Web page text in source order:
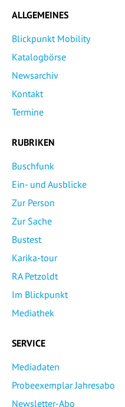
ALLGEMEINES
Blickpunkt Mobility
Katalogbörse
Newsarchiv
Kontakt
Termine
RUBRIKEN
Buschfunk
Ein- und Ausblicke
Zur Person
Zur Sache
Bustest
Karika-tour
RA Petzoldt
Im Blickpunkt
Mediathek
SERVICE
Mediadaten
Probeexemplar Jahresabo
Newsletter-Abo